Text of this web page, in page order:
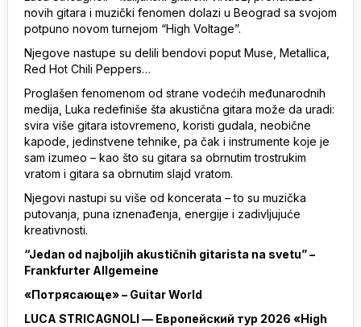
novih gitara i muzički fenomen dolazi u Beograd sa svojom
potpuno novom turnejom “High Voltage”.
Njegove nastupe su delili bendovi poput Muse, Metallica,
Red Hot Chili Peppers…
Proglašen fenomenom od strane vodećih međunarodnih
medija, Luka redefiniše šta akustična gitara može da uradi:
svira više gitara istovremeno, koristi gudala, neobične
kapode, jedinstvene tehnike, pa čak i instrumente koje je
sam izumeo – kao što su gitara sa obrnutim trostrukim
vratom i gitara sa obrnutim slajd vratom.
Njegovi nastupi su više od koncerata – to su muzička
putovanja, puna iznenađenja, energije i zadivljujuće
kreativnosti.
“Jedan od najboljih akustičnih gitarista na svetu” –
Frankfurter Allgemeine
«Потрясающе» – Guitar World
LUCA STRICAGNOLI — Европейский тур 2026 «High